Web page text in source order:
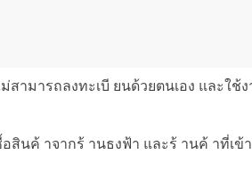
สามารถลงทะเบี ยนด้วยตนเอง และใช้
สินค้ าจากร้ านธงฟ้า และร้ านค้ าที่เข้